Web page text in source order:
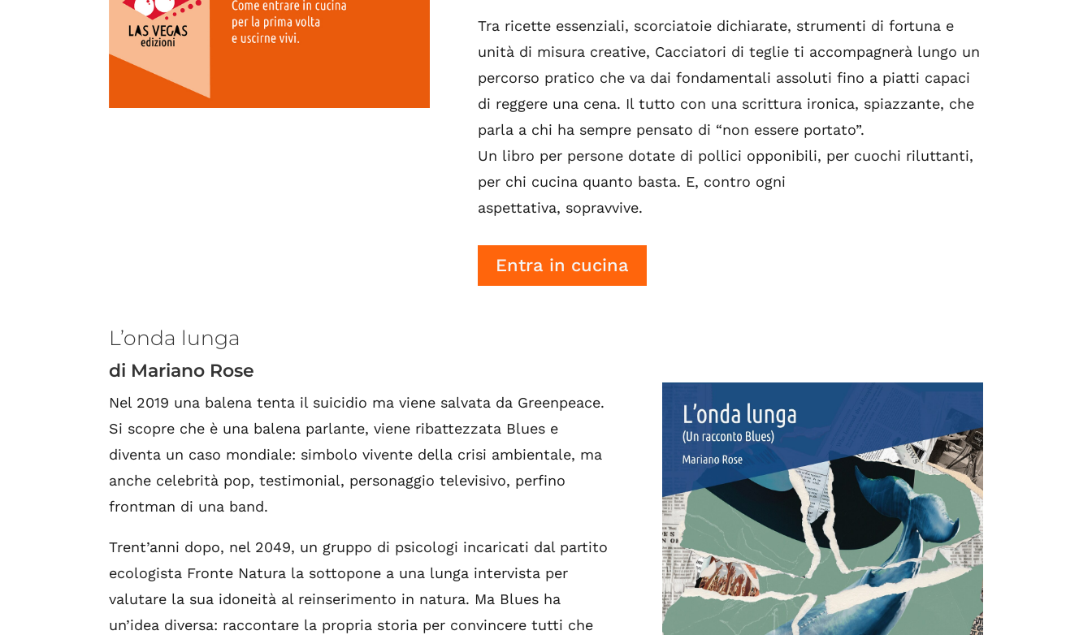
Tra ricette essenziali, scorciatoie dichiarate, strumenti di fortuna e
unità di misura creative, Cacciatori di teglie ti accompagnerà lungo un
percorso pratico che va dai fondamentali assoluti fino a piatti capaci
di reggere una cena. Il tutto con una scrittura ironica, spiazzante, che
parla a chi ha sempre pensato di “non essere portato”.
Un libro per persone dotate di pollici opponibili, per cuochi riluttanti,
per chi cucina quanto basta. E, contro ogni
aspettativa, sopravvive.
Entra in cucina
L’onda lunga
di Mariano Rose
Nel 2019 una balena tenta il suicidio ma viene salvata da Greenpeace.
Si scopre che è una balena parlante, viene ribattezzata Blues e
diventa un caso mondiale: simbolo vivente della crisi ambientale, ma
anche celebrità pop, testimonial, personaggio televisivo, perfino
frontman di una band.
Trent’anni dopo, nel 2049, un gruppo di psicologi incaricati dal partito
ecologista Fronte Natura la sottopone a una lunga intervista per
valutare la sua idoneità al reinserimento in natura. Ma Blues ha
un’idea diversa: raccontare la propria storia per convincere tutti che